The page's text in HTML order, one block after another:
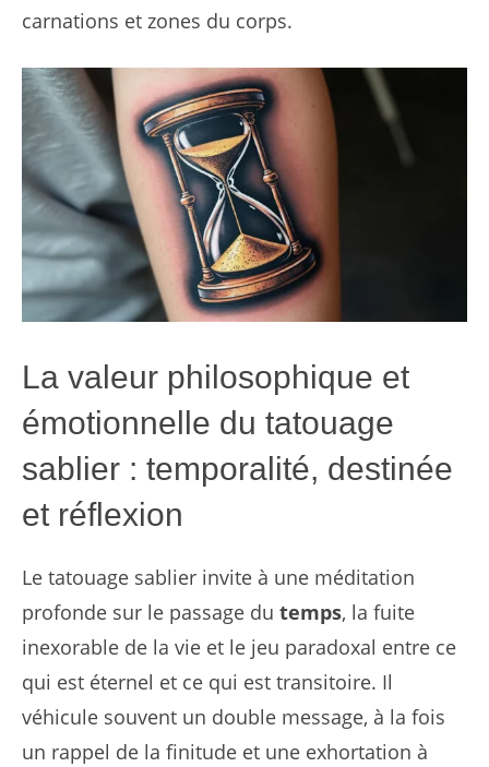
carnations et zones du corps.
La valeur philosophique et
émotionnelle du tatouage
sablier : temporalité, destinée
et réflexion
Le tatouage sablier invite à une méditation
profonde sur le passage du temps, la fuite
inexorable de la vie et le jeu paradoxal entre ce
qui est éternel et ce qui est transitoire. Il
véhicule souvent un double message, à la fois
un rappel de la finitude et une exhortation à